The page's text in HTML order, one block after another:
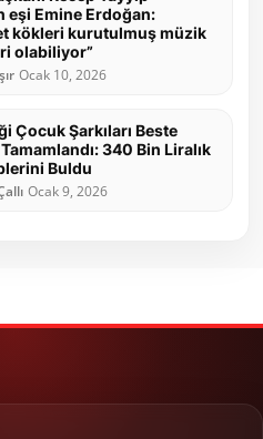
eşi Emine Erdoğan:
kökleri kurutulmuş müzik
olabiliyor”
Ocak 10, 2026
Çocuk Şarkıları Beste
Tamamlandı: 340 Bin Liralık
Buldu
Ocak 9, 2026